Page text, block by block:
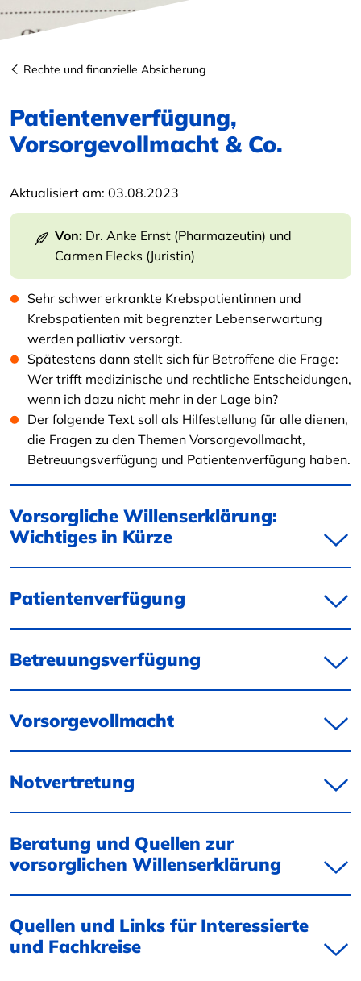
Rechte und finanzielle Absicherung
Patientenverfügung,
Vorsorgevollmacht & Co.
Aktualisiert am: 03.08.2023
Von: Dr. Anke Ernst (Pharmazeutin) und
Carmen Flecks (Juristin)
Sehr schwer erkrankte Krebspatientinnen und
Krebspatienten mit begrenzter Lebenserwartung
werden palliativ versorgt.
Spätestens dann stellt sich für Betroffene die Frage:
Wer trifft medizinische und rechtliche Entscheidungen,
wenn ich dazu nicht mehr in der Lage bin?
Der folgende Text soll als Hilfestellung für alle dienen,
die Fragen zu den Themen Vorsorgevollmacht,
Betreuungsverfügung und Patientenverfügung haben.
Vorsorgliche Willenserklärung:
Wichtiges in Kürze
Patientenverfügung
Betreuungsverfügung
Vorsorgevollmacht
Notvertretung
Beratung und Quellen zur
vorsorglichen Willenserklärung
Quellen und Links für Interessierte
und Fachkreise